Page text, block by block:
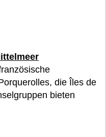
die Îles de
bieten